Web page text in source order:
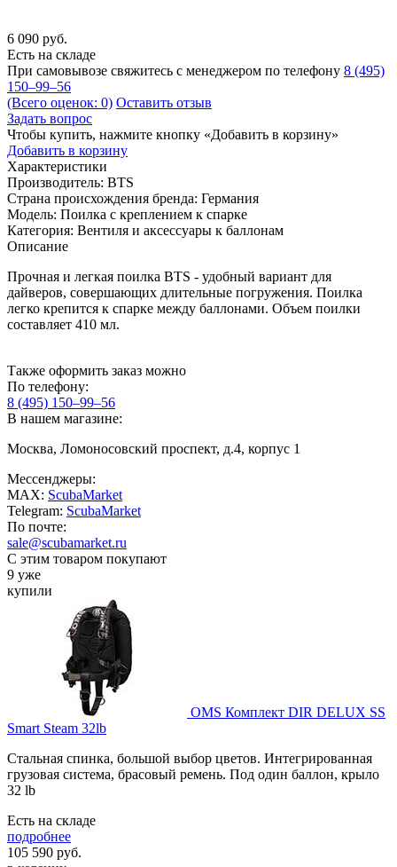
6 090 руб.
Есть на складе
При самовывозе свяжитесь с менеджером по телефону 8 (495)
150–99–56
(Всего оценок: 0) Оставить отзыв
Задать вопрос
Чтобы купить, нажмите кнопку «Добавить в корзину»
Добавить в корзину
Характеристики
Производитель: BTS
Страна происхождения бренда: Германия
Модель: Поилка с креплением к спарке
Категория: Вентиля и аксессуары к баллонам
Описание
Прочная и легкая поилка BTS - удобный вариант для
дайверов, совершающих длительные погружения. Поилка
легко крепится к спарке между баллонами. Объем поилки
составляет 410 мл.
Также оформить заказ можно
По телефону:
8 (495) 150–99–56
В нашем магазине:
Москва, Ломоносовский проспект, д.4, корпус 1
Мессенджеры:
MAX: ScubaMarket
Telegram: ScubaMarket
По почте:
sale@scubamarket.ru
С этим товаром покупают
9 уже
купили
OMS Комплект DIR DELUX SS
Smart Steam 32lb
Стальная спинка, большой выбор цветов. Интегрированная
грузовая система, брасовый ремень. Под один баллон, крыло
32 lb
Есть на складе
подробнее
105 590 руб.